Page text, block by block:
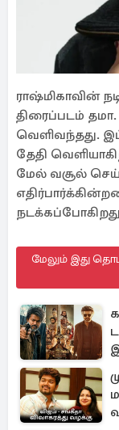
ராஷ்மிகாவின்
திரைப்படம்
வெளிவந்தது.
தேதி
மேல் வசூல்
மேலும் இது